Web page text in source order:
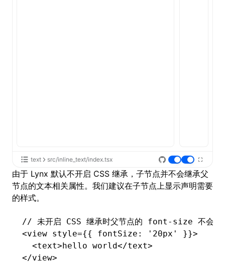
text src/inline_text/index.tsx
由于 Lynx 默认不开启 CSS 继承 ，子节点并不会继承父
节点的文本相关属性。我们建议在子节点上显示声明需要
的样式。
// 未开启 CSS 继承时父节点的 font-size 不会应
<view style={{ fontSize : '20px'
}}>
  <
text>hello world</text>
</view>